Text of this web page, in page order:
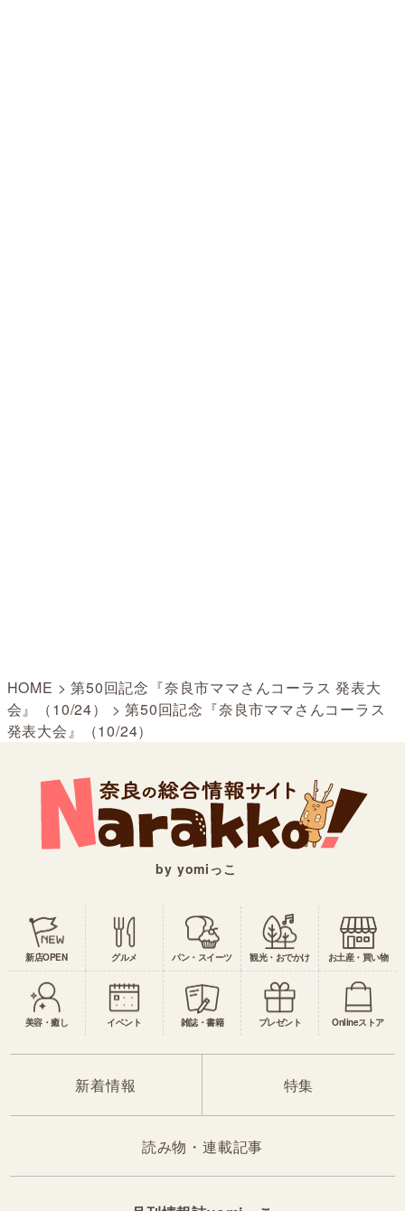
HOME >第50回記念『奈良市ママさんコーラス 発表大
会』（10/24）
>第50回記念『奈良市ママさんコーラス
発表大会』（10/24）
by yomiっこ
新店OPEN グルメ パン・スイーツ 観光・おでかけ お土産・買い物
美容・癒し イベント 雑誌・書籍 プレゼント Onlineストア
新着情報 特集
読み物・連載記事